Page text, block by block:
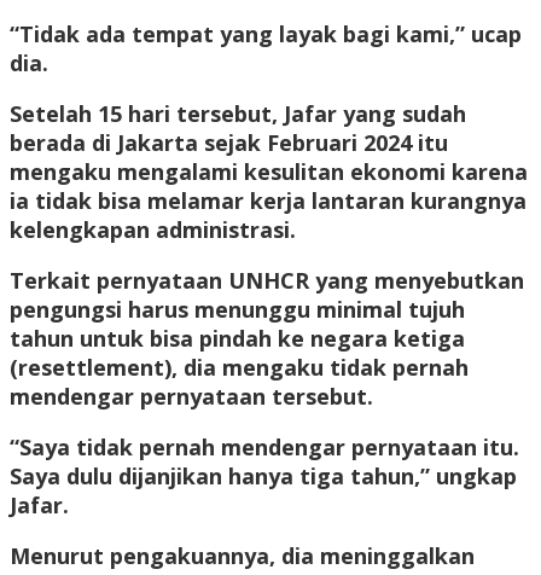
“Tidak ada tempat yang layak bagi kami,” ucap
dia.
Setelah 15 hari tersebut, Jafar yang sudah
berada di Jakarta sejak Februari 2024 itu
mengaku mengalami kesulitan ekonomi karena
ia tidak bisa melamar kerja lantaran kurangnya
kelengkapan administrasi.
Terkait pernyataan UNHCR yang menyebutkan
pengungsi harus menunggu minimal tujuh
tahun untuk bisa pindah ke negara ketiga
(resettlement), dia mengaku tidak pernah
mendengar pernyataan tersebut.
“Saya tidak pernah mendengar pernyataan itu.
Saya dulu dijanjikan hanya tiga tahun,” ungkap
Jafar.
Menurut pengakuannya, dia meninggalkan